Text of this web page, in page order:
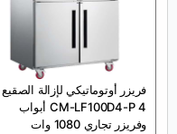
فريزر أوتوماتيكي لإزالة الصقيع
CM-LF100D4-P 4 أبواب
وفريزر تجاري 1080 وات